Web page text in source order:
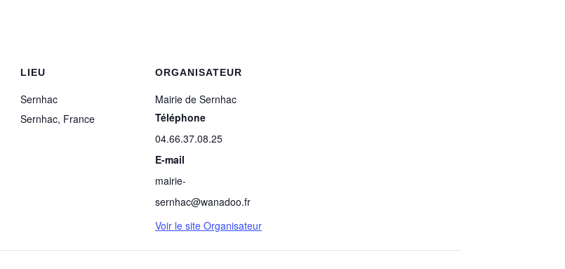
LIEU
Sernhac
Sernhac, France
ORGANISATEUR
Mairie de Sernhac
Téléphone
04.66.37.08.25
E-mail
mairie-
sernhac@wanadoo.fr
Voir le site Organisateur